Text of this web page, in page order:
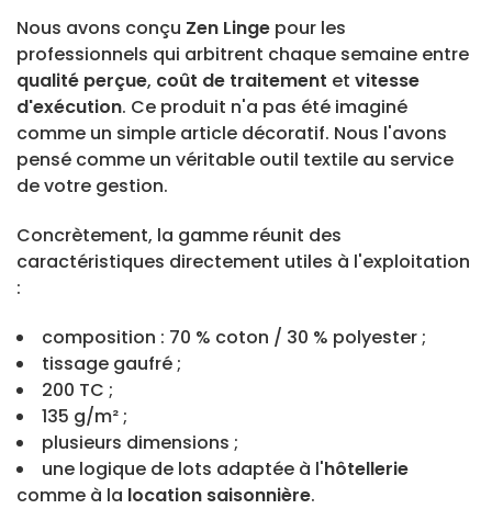
Nous avons conçu Zen Linge pour les
professionnels qui arbitrent chaque semaine entre
qualité perçue, coût de traitement et vitesse
d'exécution. Ce produit n'a pas été imaginé
comme un simple article décoratif. Nous l'avons
pensé comme un véritable outil textile au service
de votre gestion.
Concrètement, la gamme réunit des
caractéristiques directement utiles à l'exploitation
:
composition : 70 % coton / 30 % polyester ;
tissage gaufré ;
200 TC ;
135 g/m² ;
plusieurs dimensions ;
une logique de lots adaptée à l'hôtellerie
comme à la location saisonnière.